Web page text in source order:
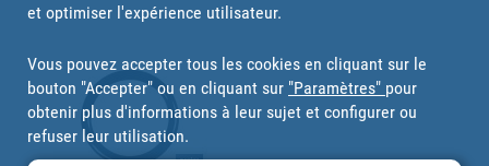
et optimiser l'expérience utilisateur.
Vous pouvez accepter tous les cookies en cliquant sur le
bouton "Accepter" ou en cliquant sur "Paramètres" pour
obtenir plus d'informations à leur sujet et configurer ou
refuser leur utilisation.